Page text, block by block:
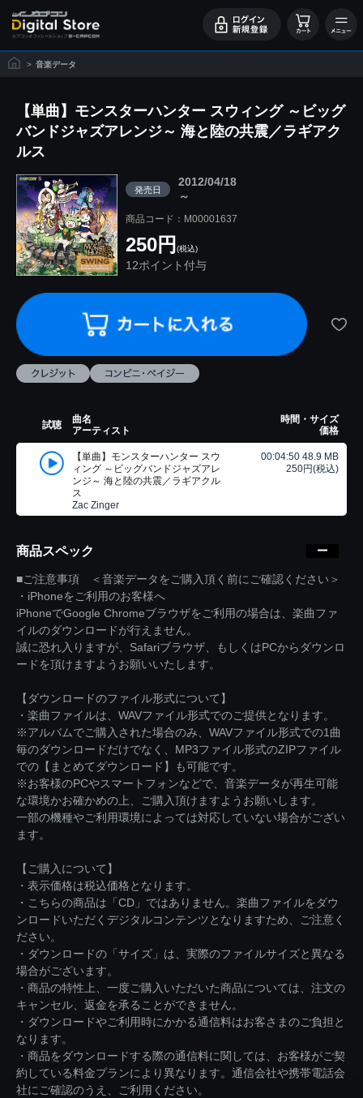
> 音楽データ
【単曲】モンスターハンター スウィング ～ビッグ
バンドジャズアレンジ～ 海と陸の共震／ラギアク
ルス
発売日
2012/04/18
～
商品コード：M00001637
250円 (税込)
12ポイント付与
試聴
曲名
アーティスト
時間・サイズ
価格
【単曲】モンスターハンター スウ
ィング ～ビッグバンドジャズアレ
ンジ～ 海と陸の共震／ラギアクル
ス
Zac Zinger
00:04:50 48.9 MB
250円(税込)
商品スペック
■ご注意事項 ＜音楽データをご購入頂く前にご確認ください＞
・iPhoneをご利用のお客様へ
iPhoneでGoogle Chromeブラウザをご利用の場合は、楽曲ファ
イルのダウンロードが行えません。
誠に恐れ入りますが、Safariブラウザ、もしくはPCからダウンロ
ードを頂けますようお願いいたします。
【ダウンロードのファイル形式について】
・楽曲ファイルは、WAVファイル形式でのご提供となります。
※アルバムでご購入された場合のみ、WAVファイル形式での1曲
毎のダウンロードだけでなく、MP3ファイル形式のZIPファイル
での【まとめてダウンロード】も可能です。
※お客様のPCやスマートフォンなどで、音楽データが再生可能
な環境かお確かめの上、ご購入頂けますようお願いします。
一部の機種やご利用環境によっては対応していない場合がござい
ます。
【ご購入について】
・表示価格は税込価格となります。
・こちらの商品は「CD」ではありません。楽曲ファイルをダウ
ンロードいただくデジタルコンテンツとなりますため、ご注意く
ださい。
・ダウンロードの「サイズ」は、実際のファイルサイズと異なる
場合がございます。
・商品の特性上、一度ご購入いただいた商品については、注文の
キャンセル、返金を承ることができません。
・ダウンロードやご利用時にかかる通信料はお客さまのご負担と
なります。
・商品をダウンロードする際の通信料に関しては、お客様がご契
約している料金プランにより異なります。通信会社や携帯電話会
社にご確認のうえ、ご利用ください。